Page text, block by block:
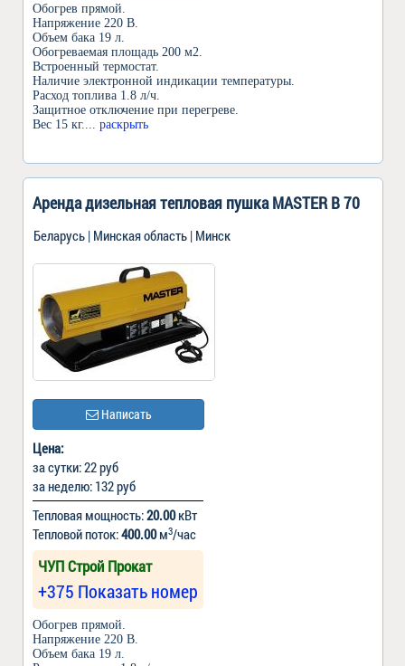
Обогрев прямой.
Напряжение 220 В.
Объем бака 19 л.
Обогреваемая площадь 200 м2.
Встроенный термостат.
Наличие электронной индикации температуры.
Расход топлива 1.8 л/ч.
Защитное отключение при перегреве.
Вес 15 кг.... раскрыть
Аренда дизельная тепловая пушка MASTER B 70
Беларусь | Минская область | Минск
Написать
Цена:
за сутки: 22 руб
за неделю: 132 руб
Тепловая мощность:20.00кВт
Тепловой поток:400.00м3/час
ЧУП Строй Прокат
+375 Показать номер
Обогрев прямой.
Напряжение 220 В.
Объем бака 19 л.